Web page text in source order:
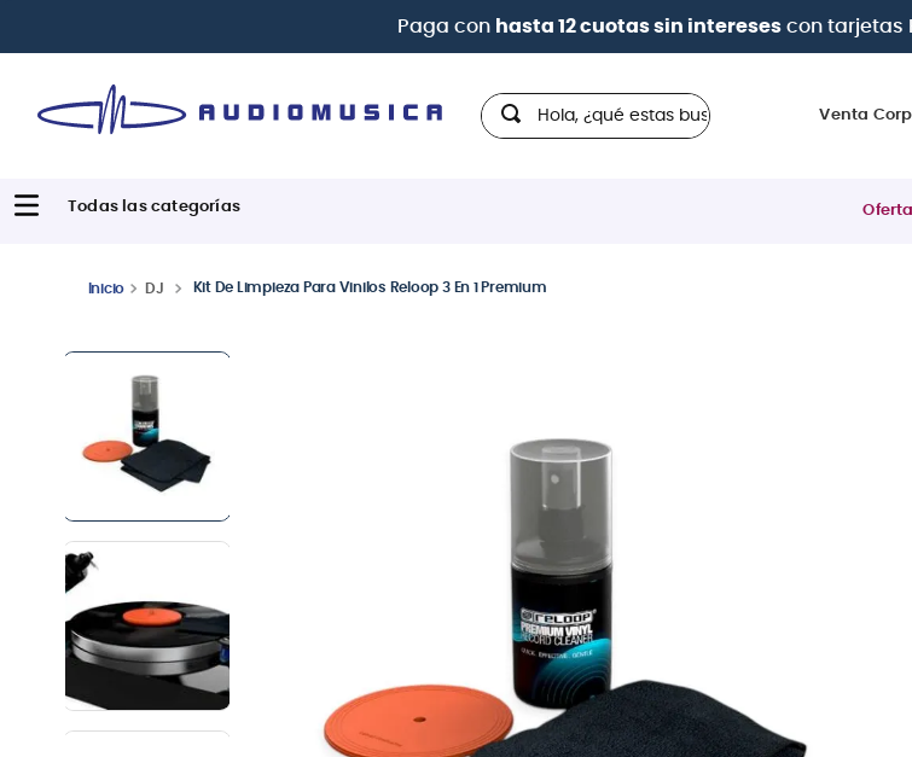
| Paga en cuotasdesde 0% de interés
Hola, ¿qué estas buscando?
Venta
DJ Kit De Limpieza Para Vinilos Reloop 3 En 1 Premium